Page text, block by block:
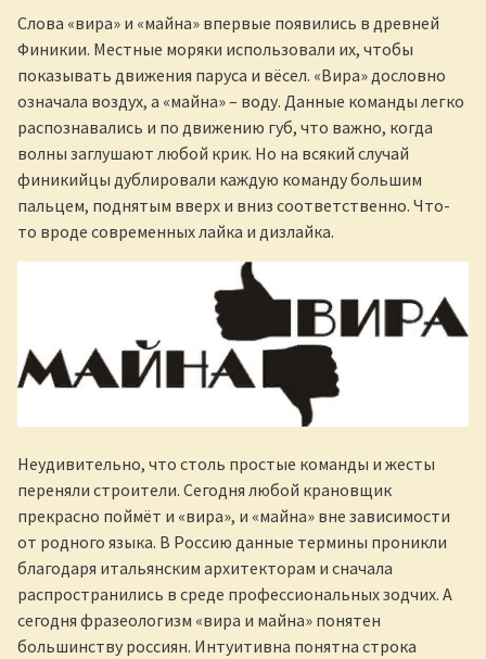
Слова «вира» и «майна» впервые появились в древней
Финикии. Местные моряки использовали их, чтобы
показывать движения паруса и вёсел. «Вира» дословно
означала воздух, а «майна» – воду. Данные команды легко
распознавались и по движению губ, что важно, когда
волны заглушают любой крик. Но на всякий случай
финикийцы дублировали каждую команду большим
пальцем, поднятым вверх и вниз соответственно. Что-
то вроде современных лайка и дизлайка.
Неудивительно, что столь простые команды и жесты
переняли строители. Сегодня любой крановщик
прекрасно поймёт и «вира», и «майна» вне зависимости
от родного языка. В Россию данные термины проникли
благодаря итальянским архитекторам и сначала
распространились в среде профессиональных зодчих. А
сегодня фразеологизм «вира и майна» понятен
большинству россиян. Интуитивна понятна строка